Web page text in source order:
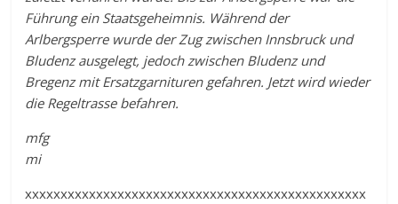
Führung ein Staatsgeheimnis. Während der
Arlbergsperre wurde der Zug zwischen Innsbruck und
Bludenz ausgelegt, jedoch zwischen Bludenz und
Bregenz mit Ersatzgarnituren gefahren. Jetzt wird wieder
die Regeltrasse befahren.
mfg
mi
xxxxxxxxxxxxxxxxxxxxxxxxxxxxxxxxxxxxxxxxxxxxxxxx